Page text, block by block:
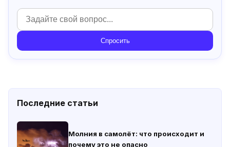
Спросить
Последние статьи
Молния в самолёт: что происходит и
почему это не опасно